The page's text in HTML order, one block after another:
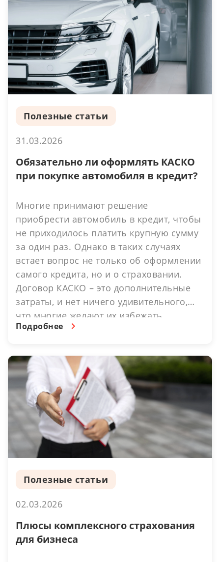
Полезные статьи
31.03.2026
Обязательно ли оформлять КАСКО
при покупке автомобиля в кредит?
Многие принимают решение
приобрести автомобиль в кредит, чтобы
не приходилось платить крупную сумму
за один раз. Однако в таких случаях
встает вопрос не только об оформлении
самого кредита, но и о страховании.
Договор КАСКО – это дополнительные
затраты, и нет ничего удивительного,
что многие желают их избежать.
Подробнее
Полезные статьи
02.03.2026
Плюсы комплексного страхования
для бизнеса